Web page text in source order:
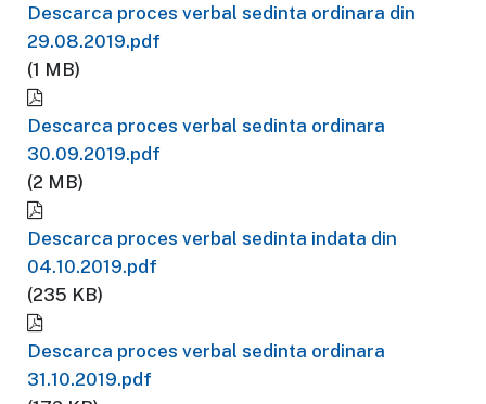
Descarca proces verbal sedinta ordinara din
29.08.2019.pdf
(1 MB)
Descarca proces verbal sedinta ordinara
30.09.2019.pdf
(2 MB)
Descarca proces verbal sedinta indata din
04.10.2019.pdf
(235 KB)
Descarca proces verbal sedinta ordinara
31.10.2019.pdf